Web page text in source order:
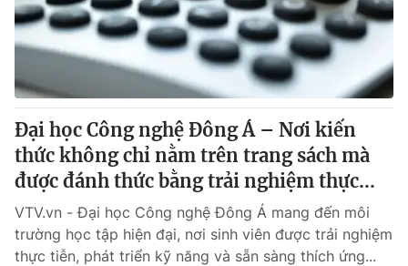
Đại học Công nghệ Đông Á – Nơi kiến
thức không chỉ nằm trên trang sách mà
được đánh thức bằng trải nghiệm thực...
VTV.vn - Đại học Công nghệ Đông Á mang đến môi
trường học tập hiện đại, nơi sinh viên được trải nghiệm
thực tiễn, phát triển kỹ năng và sẵn sàng thích ứng...